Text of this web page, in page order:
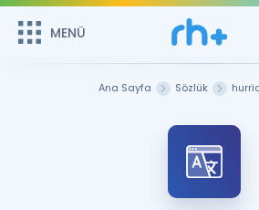
MENÜ
Sepetin Şu An
Remzi Hoca ile seni sınava
bekliyor!
MENÜ
Ana Sayfa Sözlük